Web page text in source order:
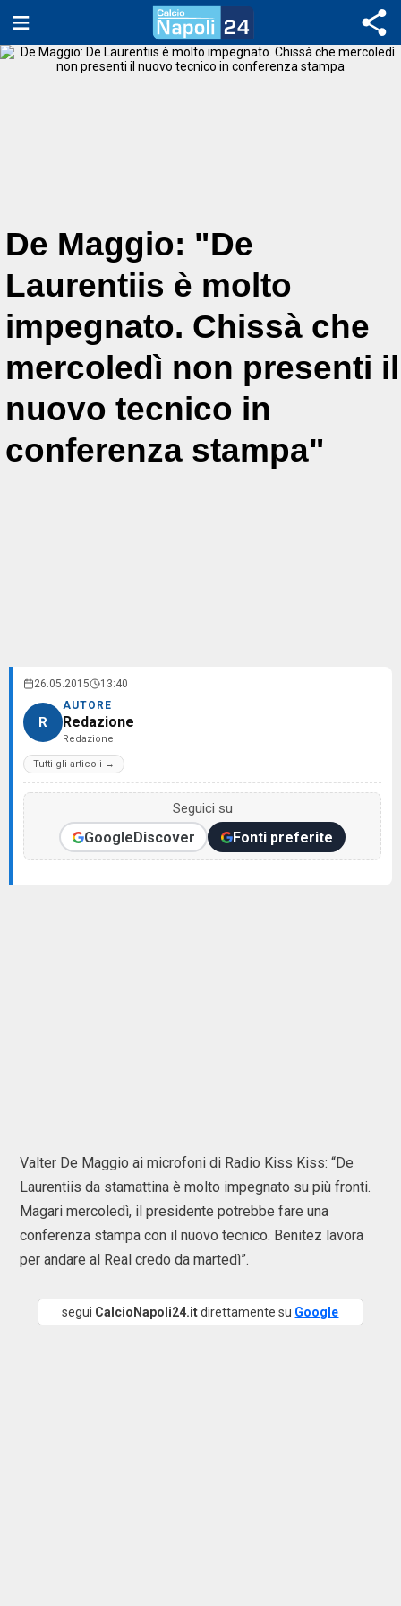
De Maggio: "De
Laurentiis è molto
impegnato. Chissà che
mercoledì non presenti il
nuovo tecnico in
conferenza stampa"
26.05.2015 13:40
R
AUTORE
Redazione
Redazione
Tutti gli articoli →
Seguici su
GoogleDiscover Fonti preferite
Valter De Maggio ai microfoni di Radio Kiss Kiss: “De
Laurentiis da stamattina è molto impegnato su più fronti.
Magari mercoledì, il presidente potrebbe fare una
conferenza stampa con il nuovo tecnico. Benitez lavora
per andare al Real credo da martedì”.
segui CalcioNapoli24.itdirettamente su Google